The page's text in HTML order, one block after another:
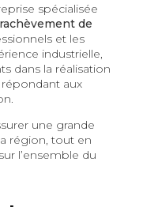
spécialisée
de
et les
industrielle,
dans la réalisation
aux
une grande
région, tout en
l’ensemble du